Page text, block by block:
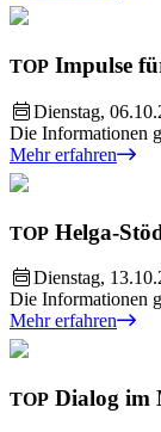
TOP Impulse
Dienstag,
Die Informationen
Mehr erfahren
TOP Helga-
Dienstag,
Die Informationen
Mehr erfahren
TOP Dialog im